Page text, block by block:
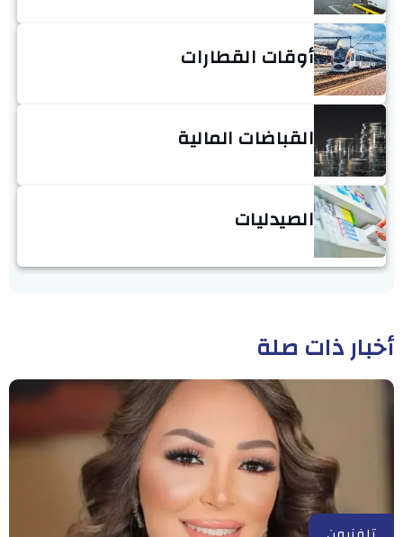
أوقات القطارات
القباضات المالية
الصيدليات
أخبار ذات صلة